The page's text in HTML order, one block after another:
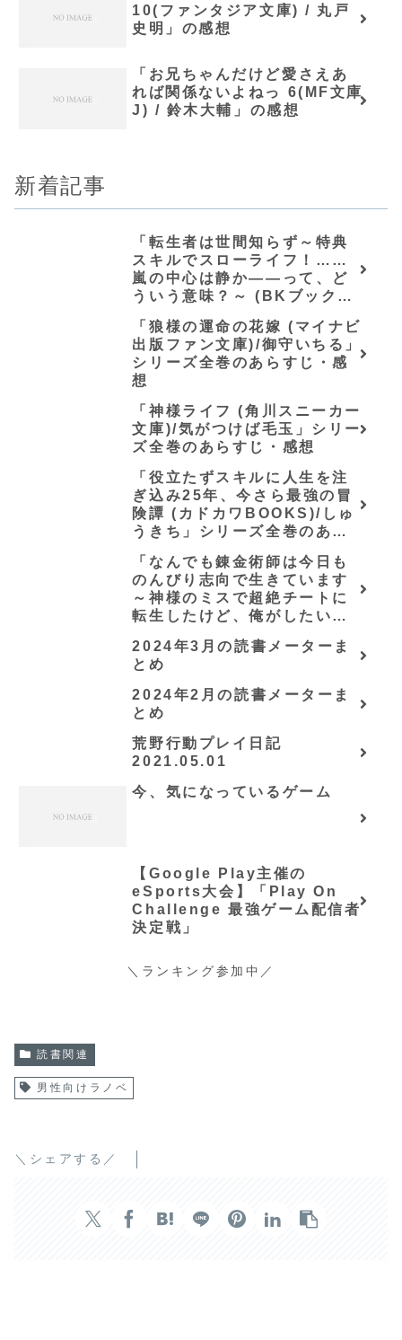
10(ファンタジア文庫) / 丸戸
史明」の感想
「お兄ちゃんだけど愛さえあ
れば関係ないよねっ 6(MF文庫
J) / 鈴木大輔」の感想
新着記事
「転生者は世間知らず～特典
スキルでスローライフ！……
嵐の中心は静か――って、ど
ういう意味？～ (BKブック
らすじ・感想
「狼様の運命の花嫁 (マイナビ
出版ファン文庫)/御守いちる」
シリーズ全巻のあらすじ・感
想
「神様ライフ (角川スニーカー
文庫)/気がつけば毛玉」シリー
ズ全巻のあらすじ・感想
「役立たずスキルに人生を注
ぎ込み25年、今さら最強の冒
険譚 (カドカワBOOKS)/しゅ
うきち」シリーズ全巻のあら
「なんでも錬金術師は今日も
のんびり志向で生きています
～神様のミスで超絶チートに
転生したけど、俺がしたいの
会の立上げです～（グラスト
ノベルス） (グラスト
NOVELS)/可換環」シリーズ
全巻のあらすじ・感想
2024年3月の読書メーターま
とめ
2024年2月の読書メーターま
とめ
荒野行動プレイ日記
2021.05.01
今、気になっているゲーム
【Google Play主催の
eSports大会】「Play On
Challenge 最強ゲーム配信者
決定戦」
＼ランキング参加中／
読書関連
男性向けラノベ
＼シェアする／